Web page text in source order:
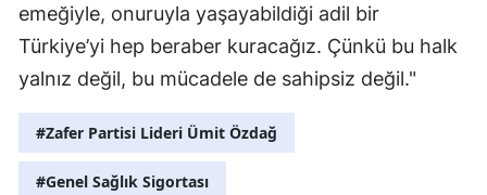
emeğiyle, onuruyla yaşayabildiği adil bir
Türkiye’yi hep beraber kuracağız. Çünkü bu halk
yalnız değil, bu mücadele de sahipsiz değil."
#Zafer Partisi Lideri Ümit Özdağ
#Genel Sağlık Sigortası